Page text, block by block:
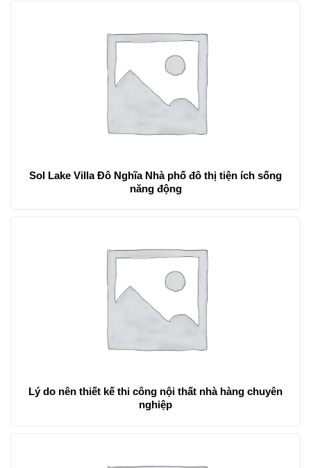
Sol Lake Villa Đô Nghĩa Nhà phố đô thị tiện ích sống
năng động
Lý do nên thiết kế thi công nội thất nhà hàng chuyên
nghiệp